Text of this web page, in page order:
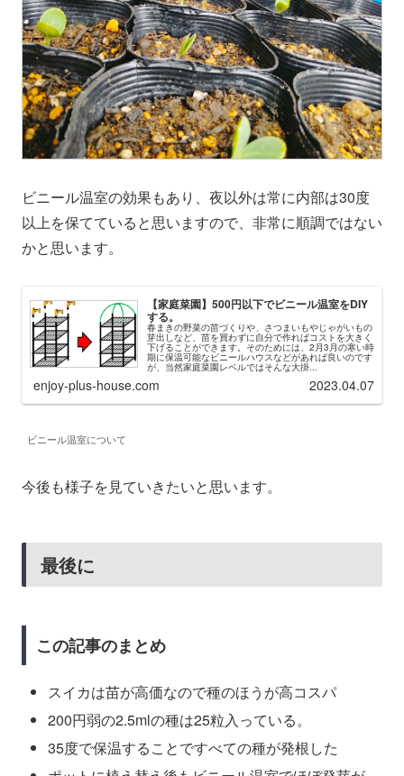
ビニール温室の効果もあり、夜以外は常に内部は30度
以上を保てていると思いますので、非常に順調ではない
かと思います。
【家庭菜園】500円以下でビニール温室をDIY
する。
春まきの野菜の苗づくりや、さつまいもやじゃがいもの
芽出しなど、苗を買わずに自分で作ればコストを大きく
下げることができます。そのためには、2月3月の寒い時
期に保温可能なビニールハウスなどがあれば良いのです
が、当然家庭菜園レベルではそんな大掛...
enjoy-plus-house.com 2023.04.07
ビニール温室について
今後も様子を見ていきたいと思います。
最後に
この記事のまとめ
スイカは苗が高価なので種のほうが高コスパ
200円弱の2.5mlの種は25粒入っている。
35度で保温することですべての種が発根した